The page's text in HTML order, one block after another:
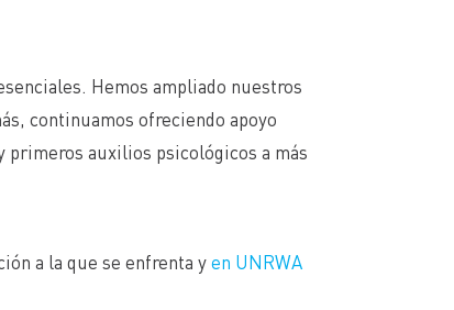
Hemos ampliado nuestros
continuamos ofreciendo apoyo
primeros auxilios psicológicos a más
a la que se enfrenta yen UNRWA